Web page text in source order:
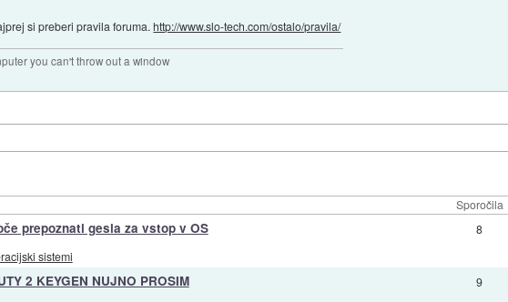
si preberi pravila foruma.http://www.slo-tech.com/ostalo/pravila/
you can't throw out a window
Sporočila
prepoznati gesla za vstop v OS
sistemi
8
2 KEYGEN NUJNO PROSIM 9